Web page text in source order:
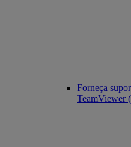
Forneça
TeamViewer